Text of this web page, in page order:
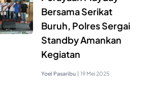
Bersama Serikat
Buruh, Polres Sergai
Standby Amankan
Kegiatan
Yoel Pasaribu | 19 Mei 2025